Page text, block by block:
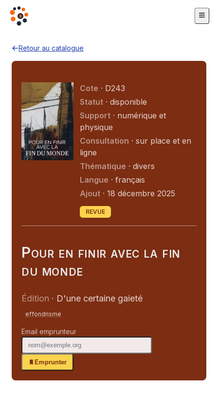
Retour au catalogue
Cote · D243
Statut · disponible
Support · numérique et
physique
Consultation · sur place et en
ligne
Thématique · divers
Langue · français
Ajout · 18 décembre 2025
REVUE
Pour en finir avec la fin
du monde
Édition · D'une certaine gaieté
effondrisme
Email emprunteur
Emprunter